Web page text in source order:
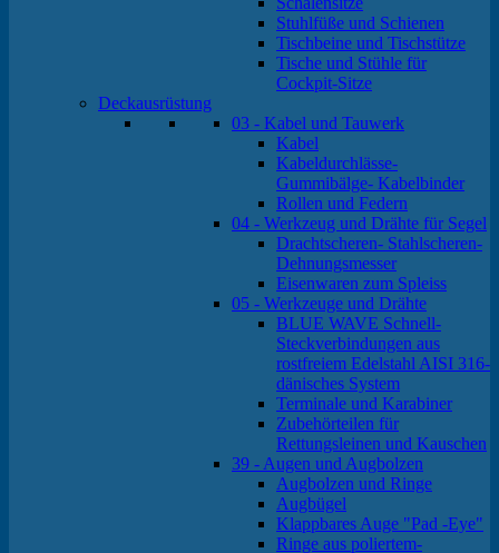
Stuhlfüße und Schienen
Tischbeine und Tischstütze
Tische und Stühle für
Cockpit-Sitze
Deckausrüstung
03 - Kabel und Tauwerk
Kabel
Kabeldurchlässe-
Gummibälge- Kabelbinder
Rollen und Federn
04 - Werkzeug und Drähte für Segel
Drachtscheren- Stahlscheren-
Dehnungsmesser
Eisenwaren zum Spleiss
05 - Werkzeuge und Drähte
BLUE WAVE Schnell-
Steckverbindungen aus
rostfreiem Edelstahl AISI 316-
dänisches System
Terminale und Karabiner
Zubehörteilen für
Rettungsleinen und Kauschen
39 - Augen und Augbolzen
Augbolzen und Ringe
Augbügel
Klappbares Auge "Pad -Eye"
Ringe aus poliertem-